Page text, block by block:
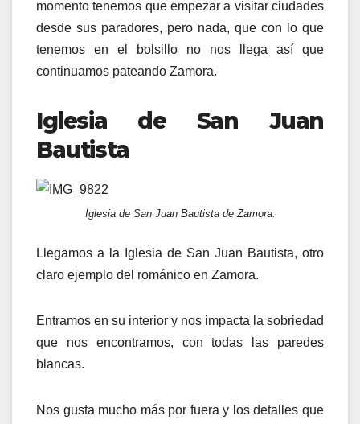
momento tenemos que empezar a visitar ciudades
desde sus paradores, pero nada, que con lo que
tenemos en el bolsillo no nos llega así que
continuamos pateando Zamora.
Iglesia de San Juan
Bautista
Iglesia de San Juan Bautista de Zamora.
Llegamos a la Iglesia de San Juan Bautista, otro
claro ejemplo del románico en Zamora.
Entramos en su interior y nos impacta la sobriedad
que nos encontramos, con todas las paredes
blancas.
Nos gusta mucho más por fuera y los detalles que